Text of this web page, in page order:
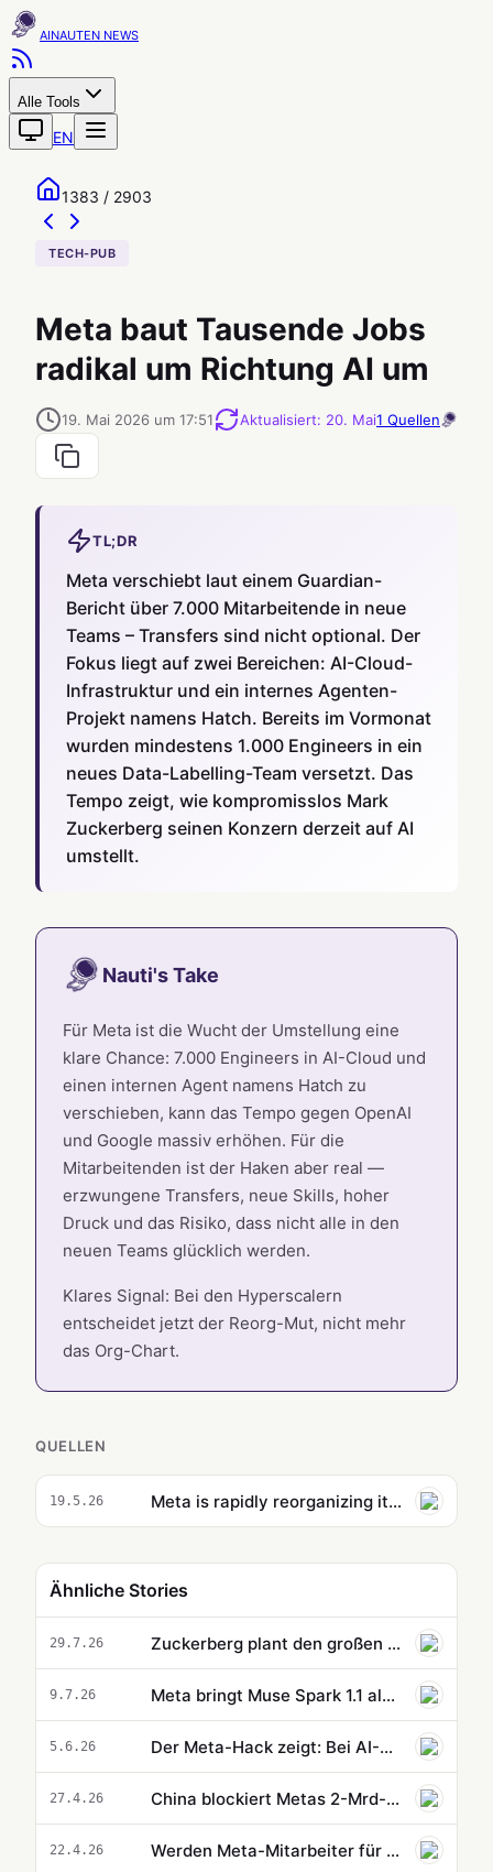
AINAUTEN
Alle Tools
EN
1383 / 2903
TECH-PUB
Meta baut Tausende Jobs
radikal um Richtung AI um
19. Mai 2026 um 17:51 Aktualisiert: 20. Mai1 Quellen
TL;DR
Meta verschiebt laut einem Guardian-
Bericht über 7.000 Mitarbeitende in neue
Teams – Transfers sind nicht optional. Der
Fokus liegt auf zwei Bereichen: AI-Cloud-
Infrastruktur und ein internes Agenten-
Projekt namens Hatch. Bereits im Vormonat
wurden mindestens 1.000 Engineers in ein
neues Data-Labelling-Team versetzt. Das
Tempo zeigt, wie kompromisslos Mark
Zuckerberg seinen Konzern derzeit auf AI
umstellt.
Nauti's Take
Für Meta ist die Wucht der Umstellung eine
klare Chance: 7.000 Engineers in AI-Cloud und
einen internen Agent namens Hatch zu
verschieben, kann das Tempo gegen OpenAI
und Google massiv erhöhen. Für die
Mitarbeitenden ist der Haken aber real —
erzwungene Transfers, neue Skills, hoher
Druck und das Risiko, dass nicht alle in den
neuen Teams glücklich werden.
Klares Signal: Bei den Hyperscalern
entscheidet jetzt der Reorg-Mut, nicht mehr
das Org-Chart.
QUELLEN
19.5.26 Meta is rapidly reorganizing its workers’ jobs around AI: ‘Transfers aren’t optional’
Ähnliche Stories
29.7.26 Zuckerberg plant den großen Vorstoß bei persönlichen AI-Agents
9.7.26 Meta bringt Muse Spark 1.1 als Coding-Modell in die eigene API
5.6.26 Der Meta-Hack zeigt: Bei AI-Security geht es um mehr als Mythos
27.4.26 China blockiert Metas 2-Mrd-Übernahme von AI-Agent-Entwickler Manus
22.4.26 Werden Meta-Mitarbeiter für ihre Tastatureingaben bezahlt?